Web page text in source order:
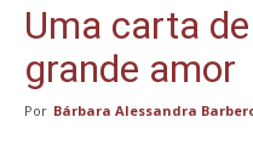
Uma carta
grande amor
Por Bárbara Alessandra